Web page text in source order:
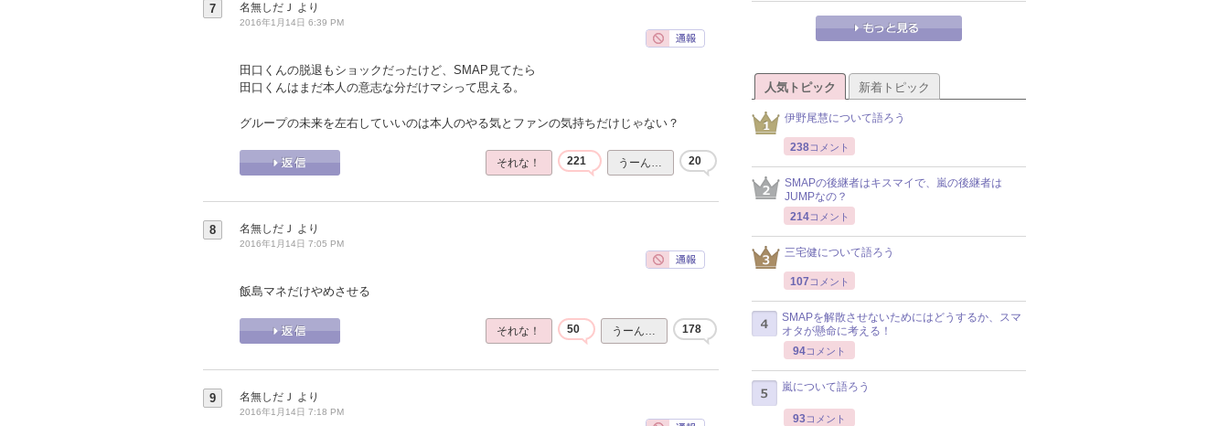
7 名無しだＪ より
2016年1月14日 6:39 PM
田口くんの脱退もショックだったけど、SMAP見てたら
田口くんはまだ本人の意志な分だけマシって思える。
グループの未来を左右していいのは本人のやる気とファンの気持ちだけじゃない？
それな！ 221 うーん… 20
8 名無しだＪ より
2016年1月14日 7:05 PM
飯島マネだけやめさせる
それな！ 50 うーん… 178
9 名無しだＪ より
2016年1月14日 7:18 PM
人気トピック 新着トピック
伊野尾慧について語ろう
238コメント
SMAPの後継者はキスマイで、嵐の後継者は
JUMPなの？
214コメント
三宅健について語ろう
107 コメント
SMAPを解散させないためにはどうするか、スマ
オタが懸命に考える！
94コメント
嵐について語ろう
93コメント